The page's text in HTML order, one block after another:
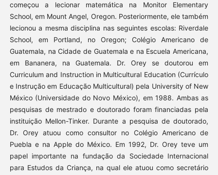
começou a lecionar matemática na Monitor Elementary
School, em Mount Angel, Oregon. Posteriormente, ele também
lecionou a mesma disciplina nas seguintes escolas: Riverdale
School, em Portland, no Oregon; Colégio Americano de
Guatemala, na Cidade de Guatemala e na Escuela Americana,
em Bananera, na Guatemala. Dr. Orey se doutorou em
Curriculum and Instruction in Multicultural Education (Currículo
e Instrução em Educação Multicultural) pela University of New
México (Universidade do Novo México), em 1988. Ambas as
pesquisas de mestrado e doutorado foram financiadas pela
instituição Mellon-Tinker. Durante a pesquisa de doutorado,
Dr. Orey atuou como consultor no Colégio Americano de
Puebla e na Apple do México. Em 1992, Dr. Orey teve um
papel importante na fundação da Sociedade Internacional
para Estudos da Criança, na qual ele atuou como secretário